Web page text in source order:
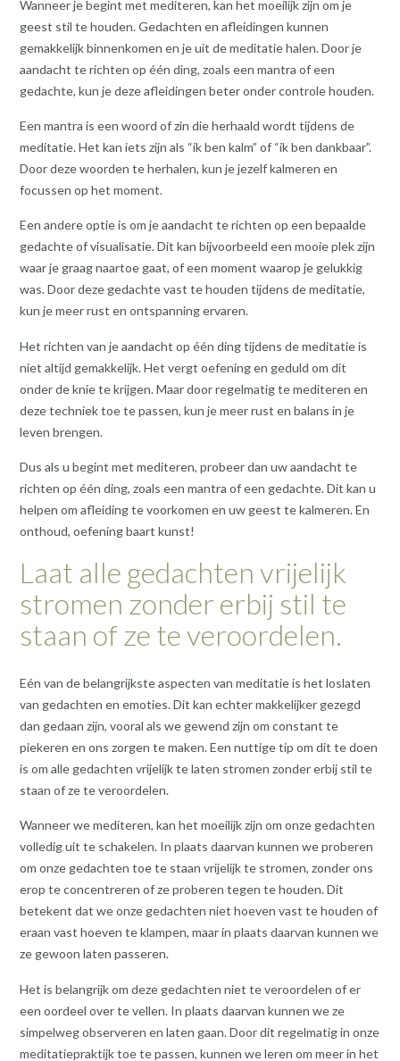
Wanneer je begint met mediteren, kan het moeilijk zijn om je
geest stil te houden. Gedachten en afleidingen kunnen
gemakkelijk binnenkomen en je uit de meditatie halen. Door je
aandacht te richten op één ding, zoals een mantra of een
gedachte, kun je deze afleidingen beter onder controle houden.
Een mantra is een woord of zin die herhaald wordt tijdens de
meditatie. Het kan iets zijn als “ik ben kalm” of “ik ben dankbaar”.
Door deze woorden te herhalen, kun je jezelf kalmeren en
focussen op het moment.
Een andere optie is om je aandacht te richten op een bepaalde
gedachte of visualisatie. Dit kan bijvoorbeeld een mooie plek zijn
waar je graag naartoe gaat, of een moment waarop je gelukkig
was. Door deze gedachte vast te houden tijdens de meditatie,
kun je meer rust en ontspanning ervaren.
Het richten van je aandacht op één ding tijdens de meditatie is
niet altijd gemakkelijk. Het vergt oefening en geduld om dit
onder de knie te krijgen. Maar door regelmatig te mediteren en
deze techniek toe te passen, kun je meer rust en balans in je
leven brengen.
Dus als u begint met mediteren, probeer dan uw aandacht te
richten op één ding, zoals een mantra of een gedachte. Dit kan u
helpen om afleiding te voorkomen en uw geest te kalmeren. En
onthoud, oefening baart kunst!
Laat alle gedachten vrijelijk
stromen zonder erbij stil te
staan of ze te veroordelen.
Eén van de belangrijkste aspecten van meditatie is het loslaten
van gedachten en emoties. Dit kan echter makkelijker gezegd
dan gedaan zijn, vooral als we gewend zijn om constant te
piekeren en ons zorgen te maken. Een nuttige tip om dit te doen
is om alle gedachten vrijelijk te laten stromen zonder erbij stil te
staan of ze te veroordelen.
Wanneer we mediteren, kan het moeilijk zijn om onze gedachten
volledig uit te schakelen. In plaats daarvan kunnen we proberen
om onze gedachten toe te staan vrijelijk te stromen, zonder ons
erop te concentreren of ze proberen tegen te houden. Dit
betekent dat we onze gedachten niet hoeven vast te houden of
eraan vast hoeven te klampen, maar in plaats daarvan kunnen we
ze gewoon laten passeren.
Het is belangrijk om deze gedachten niet te veroordelen of er
een oordeel over te vellen. In plaats daarvan kunnen we ze
simpelweg observeren en laten gaan. Door dit regelmatig in onze
meditatiepraktijk toe te passen, kunnen we leren om meer in het